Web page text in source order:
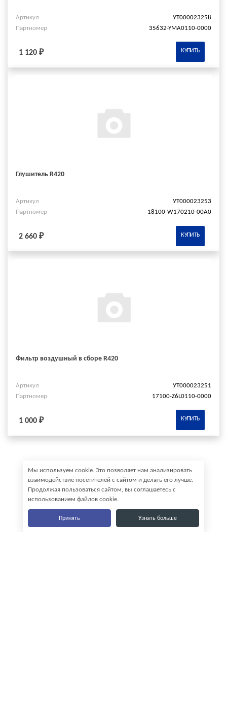
Артикул
УТ000023258
Партномер
35632-YMA0110-0000
1 120 ₽ КУПИТЬ
Глушитель R420
Артикул
УТ000023253
Партномер
18100-W170210-00A0
2 660 ₽ КУПИТЬ
Фильтр воздушный в сборе R420
Артикул
УТ000023251
Партномер
17100-Z6L0110-0000
1 000 ₽ КУПИТЬ
Мы используем cookie. Это позволяет нам анализировать
взаимодействие посетителей с сайтом и делать его лучше.
Продолжая пользоваться сайтом, вы соглашаетесь с
использованием файлов cookie.
Принять Узнать больше